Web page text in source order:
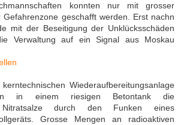
konnten nur mit grosser
Gefahrenzone geschafft werden. Erst nachn
mit der Beseitigung der Unklücksschäden
Verwaltung auf ein Signal aus Moskau
Wiederaufbereitungsanlage
in einem riesigen Betontank die
Nitratsalze durch den Funken eines
Grosse Mengen an radioaktiven